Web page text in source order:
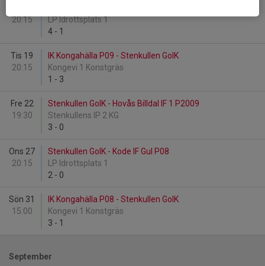
20:15
LP Idrottsplats 1
4 - 1
Tis 19
20:15
IK Kongahälla P09 - Stenkullen GoIK
Kongevi 1 Konstgräs
1 - 3
Fre 22
19:30
Stenkullen GoIK - Hovås Billdal IF 1 P2009
Stenkullens IP 2 KG
3 - 0
Ons 27
20:15
Stenkullen GoIK - Kode IF Gul P08
LP Idrottsplats 1
2 - 0
Sön 31
15:00
IK Kongahälla P08 - Stenkullen GoIK
Kongevi 1 Konstgräs
3 - 1
September